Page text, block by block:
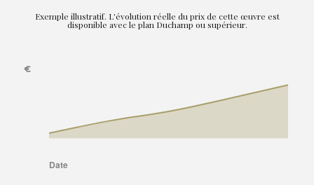
Exemple illustratif. L'évolution réelle du prix de cette œuvre est
disponible avec le plan Duchamp ou supérieur.